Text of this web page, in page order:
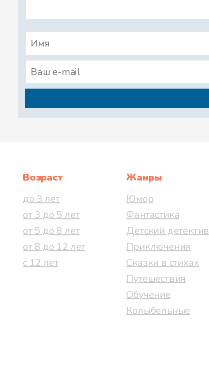
Возраст
до 3 лет
от 3 до 5 лет
от 5 до 8 лет
от 8 до 12 лет
с 12 лет
Жанры
Юмор
Фантастика
Детский детектив
Приключения
Сказки в стихах
Путешествия
Обучение
Колыбельные